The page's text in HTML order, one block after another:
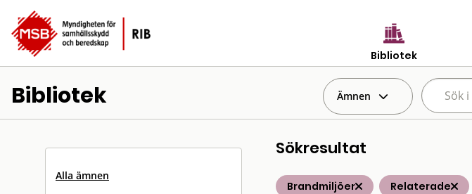
Bibliotek
Bibliotek Ämnen
Alla ämnen
Sökresultat
Brandmiljöer Relaterade